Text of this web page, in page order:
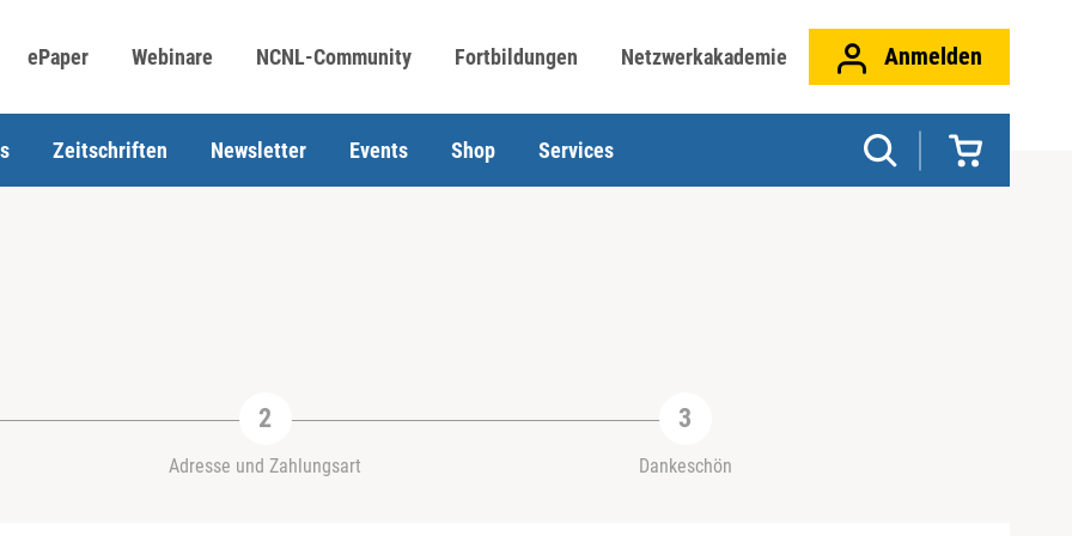
ePaper Webinare NCNL-Community Fortbildungen Netzwerkakademie Anmelden
Zeitschriften Newsletter Events Shop Services
Adresse und Zahlungsart Dankeschön